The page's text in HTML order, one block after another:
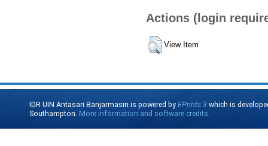
Actions (login
View Item
IDR UIN Antasari Banjarmasin is powered byEPrints 3 which is
Southampton. More information and software credits.